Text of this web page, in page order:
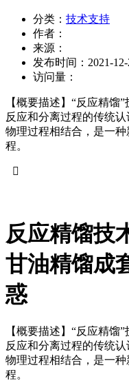
分类： 技术支持
作者：
来源：
发布时间： 2021-
访问量：
【概要描述】 “反应精馏
反应和分离过程的传统
物理过程相结合，是一
程。

反应精馏技
甘油精馏成
惑
【概要描述】 “反应精馏
反应和分离过程的传统
物理过程相结合，是一
程。